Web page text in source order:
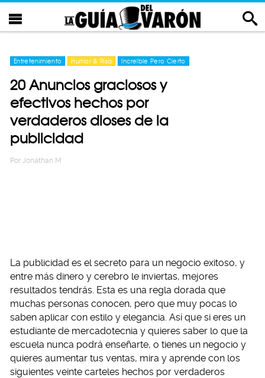
Entretenimiento Humor & Risa Increíble Pero Cierto
20 Anuncios graciosos y
efectivos hechos por
verdaderos dioses de la
publicidad
Por Jonathan M
La publicidad es el secreto para un negocio exitoso, y
entre más dinero y cerebro le inviertas, mejores
resultados tendrás. Esta es una regla dorada que
muchas personas conocen, pero que muy pocas lo
saben aplicar con estilo y elegancia. Así que si eres un
estudiante de mercadotecnia y quieres saber lo que la
escuela nunca podrá enseñarte, o tienes un negocio y
quieres aumentar tus ventas, mira y aprende con los
siguientes veinte carteles hechos por verdaderos